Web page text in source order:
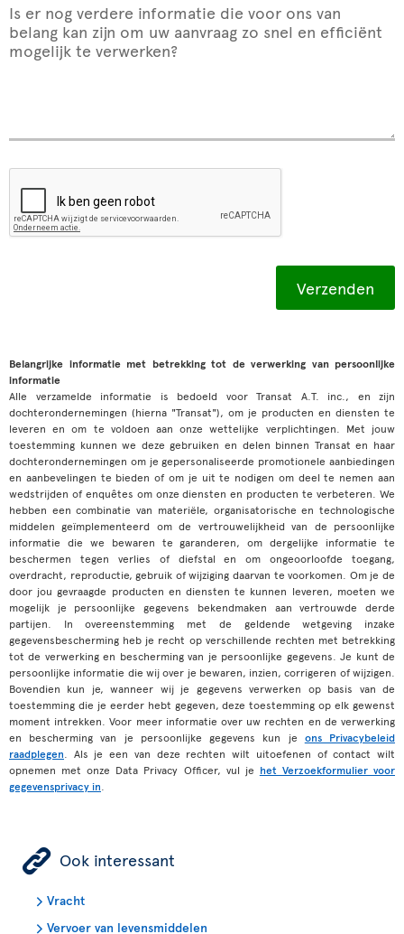
Is er nog verdere informatie die voor ons van
belang kan zijn om uw aanvraag zo snel en efficiënt
mogelijk te verwerken?
Belangrijke informatie met betrekking tot de verwerking van persoonlijke
informatie
Alle verzamelde informatie is bedoeld voor Transat A.T. inc., en zijn
dochterondernemingen (hierna "Transat"), om je producten en diensten te
leveren en om te voldoen aan onze wettelijke verplichtingen. Met jouw
toestemming kunnen we deze gebruiken en delen binnen Transat en haar
dochterondernemingen om je gepersonaliseerde promotionele aanbiedingen
en aanbevelingen te bieden of om je uit te nodigen om deel te nemen aan
wedstrijden of enquêtes om onze diensten en producten te verbeteren. We
hebben een combinatie van materiële, organisatorische en technologische
middelen geïmplementeerd om de vertrouwelijkheid van de persoonlijke
informatie die we bewaren te garanderen, om dergelijke informatie te
beschermen tegen verlies of diefstal en om ongeoorloofde toegang,
overdracht, reproductie, gebruik of wijziging daarvan te voorkomen. Om je de
door jou gevraagde producten en diensten te kunnen leveren, moeten we
mogelijk je persoonlijke gegevens bekendmaken aan vertrouwde derde
partijen. In overeenstemming met de geldende wetgeving inzake
gegevensbescherming heb je recht op verschillende rechten met betrekking
tot de verwerking en bescherming van je persoonlijke gegevens. Je kunt de
persoonlijke informatie die wij over je bewaren, inzien, corrigeren of wijzigen.
Bovendien kun je, wanneer wij je gegevens verwerken op basis van de
toestemming die je eerder hebt gegeven, deze toestemming op elk gewenst
moment intrekken. Voor meer informatie over uw rechten en de verwerking
en bescherming van je persoonlijke gegevens kun je ons Privacybeleid
raadplegen . Als je een van deze rechten wilt uitoefenen of contact wilt
opnemen met onze Data Privacy Officer, vul je het Verzoekformulier voor
gegevensprivacy in
ÿ Ook interessant
Vracht
Vervoer van levensmiddelen